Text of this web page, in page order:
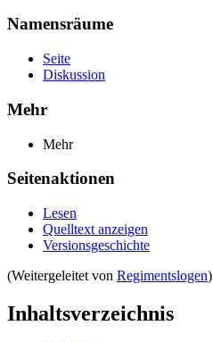
Namensräume
Seite
Diskussion
Mehr
Mehr
Seitenaktionen
Lesen
Quelltext anzeigen
Versionsgeschichte
(Weitergeleitet von Regimentslogen)
Inhaltsverzeichnis